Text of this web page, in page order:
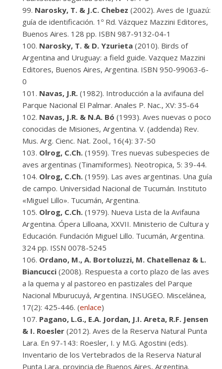
Narosky, T. & J.C. Chebez (2002). Aves de Iguazú:
guía de identificación. 1º Rd. Vázquez Mazzini Editores,
Buenos Aires. 128 pp. ISBN 987-9132-04-1
Narosky, T. & D. Yzurieta (2010). Birds of
Argentina and Uruguay: a field guide. Vazquez Mazzini
Editores, Buenos Aires, Argentina. ISBN 950-99063-6-
0
Navas, J.R. (1982). Introducción a la avifauna del
Parque Nacional El Palmar. Anales P. Nac., XV: 35-64
Navas, J.R. & N.A. Bó (1993). Aves nuevas o poco
conocidas de Misiones, Argentina. V. (addenda) Rev.
Mus. Arg. Cienc. Nat. Zool., 16(4): 37-50
Olrog, C.Ch. (1959). Tres nuevas subespecies de
aves argentinas (Tinamiformes). Neotropica, 5: 39-44.
Olrog, C.Ch. (1959). Las aves argentinas. Una guía
de campo. Universidad Nacional de Tucumán. Instituto
«Miguel Lillo». Tucumán, Argentina.
Olrog, C.Ch. (1979). Nueva Lista de la Avifauna
Argentina. Ópera Lilloana, XXVII. Ministerio de Cultura y
Educación. Fundación Miguel Lillo. Tucumán, Argentina.
324 pp. ISSN 0078-5245
Ordano, M., A. Bortoluzzi, M. Chatellenaz & L.
Biancucci (2008). Respuesta a corto plazo de las aves
a la quema y al pastoreo en pastizales del Parque
Nacional Mburucuyá, Argentina. INSUGEO. Miscelánea,
17(2): 425-446. (enlace)
Pagano, L.G., E.A. Jordan, J.I. Areta, R.F. Jensen
& I. Roesler (2012). Aves de la Reserva Natural Punta
Lara. En 97-143: Roesler, I. y M.G. Agostini (eds).
Inventario de los Vertebrados de la Reserva Natural
Punta Lara, provincia de Buenos Aires, Argentina.